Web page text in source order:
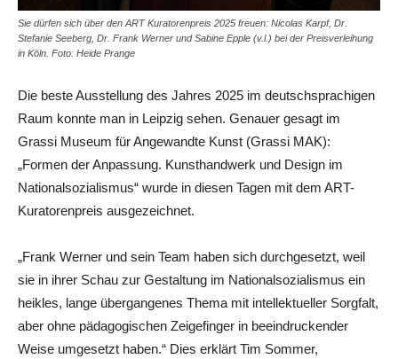
Sie dürfen sich über den ART Kuratorenpreis 2025 freuen: Nicolas Karpf, Dr.
Stefanie Seeberg, Dr. Frank Werner und Sabine Epple (v.l.) bei der Preisverleihung
in Köln. Foto: Heide Prange
Die beste Ausstellung des Jahres 2025 im deutschsprachigen
Raum konnte man in Leipzig sehen. Genauer gesagt im
Grassi Museum für Angewandte Kunst (Grassi MAK):
„Formen der Anpassung. Kunsthandwerk und Design im
Nationalsozialismus“ wurde in diesen Tagen mit dem ART-
Kuratorenpreis ausgezeichnet.
„Frank Werner und sein Team haben sich durchgesetzt, weil
sie in ihrer Schau zur Gestaltung im Nationalsozialismus ein
heikles, lange übergangenes Thema mit intellektueller Sorgfalt,
aber ohne pädagogischen Zeigefinger in beeindruckender
Weise umgesetzt haben.“ Dies erklärt Tim Sommer,